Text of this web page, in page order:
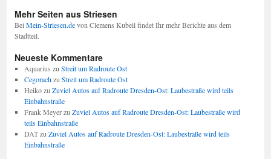
Mehr Seiten aus Striesen
Bei Mein-Striesen.devon Clemens Kubeil findet Ihr mehr Berichte aus dem
Stadtteil.
Neueste Kommentare
Aquarius zu Streit um Radroute Ost
Cegorachzu Streit um Radroute Ost
Heikozu Zuviel Autos auf Radroute Dresden-Ost: Laubestraße wird teils
Einbahnstraße
Frank Meyerzu Zuviel Autos auf Radroute Dresden-Ost: Laubestraße wird
teils Einbahnstraße
DATzu Zuviel Autos auf Radroute Dresden-Ost: Laubestraße wird teils
Einbahnstraße